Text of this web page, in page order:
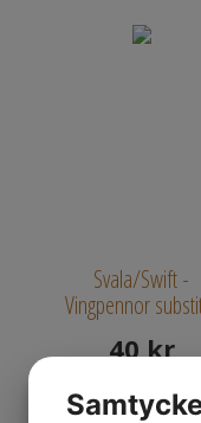
Svala/Swift -
Vingpennor
40kr